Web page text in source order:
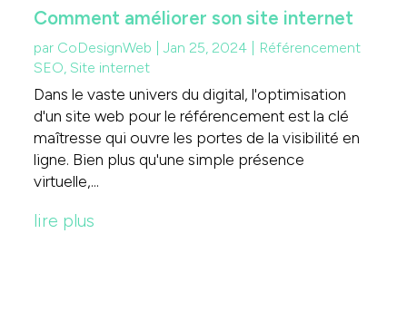
Comment améliorer son site internet
par CoDesignWeb |Jan 25, 2024
Référencement
SEO ,Site internet
Dans le vaste univers du digital, l'optimisation
d'un site web pour le référencement est la clé
maîtresse qui ouvre les portes de la visibilité en
ligne. Bien plus qu'une simple présence
virtuelle,...
lire plus